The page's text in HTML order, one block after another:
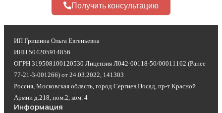
Получить консультацию
ИП Гришина Ольга Евгеньевна
ИНН 504205914856
ОГРН 319508100120530 Лицензия Л042-00118-50/00011162 (Ранее
77-21-3-001266) от 24.03.2022, 141303
Россия, Московская область, город Сергиев Посад, пр-т Красной
Армии д.218, пом.2, ком. 4
Информация